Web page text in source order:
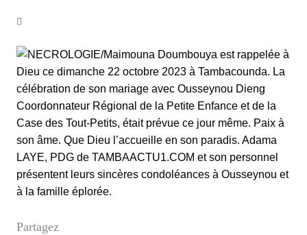
Partagez